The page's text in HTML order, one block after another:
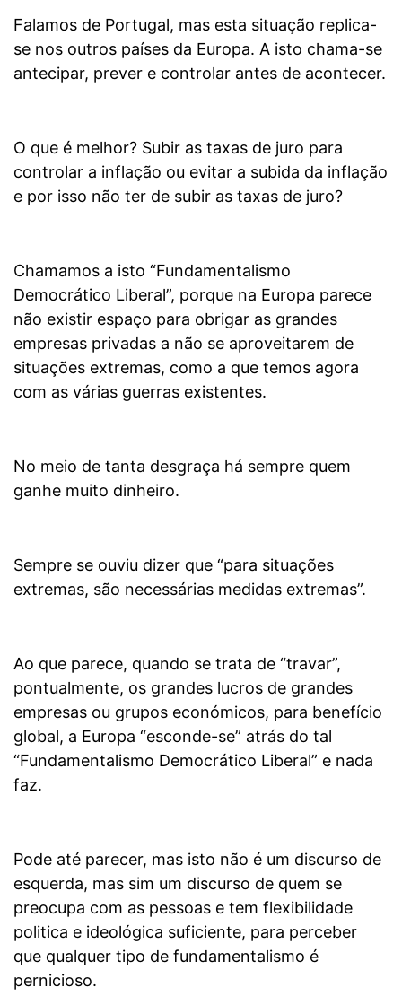
Falamos de Portugal, mas esta situação replica-
se nos outros países da Europa. A isto chama-se
antecipar, prever e controlar antes de acontecer.
O que é melhor? Subir as taxas de juro para
controlar a inflação ou evitar a subida da inflação
e por isso não ter de subir as taxas de juro?
Chamamos a isto “Fundamentalismo
Democrático Liberal”, porque na Europa parece
não existir espaço para obrigar as grandes
empresas privadas a não se aproveitarem de
situações extremas, como a que temos agora
com as várias guerras existentes.
No meio de tanta desgraça há sempre quem
ganhe muito dinheiro.
Sempre se ouviu dizer que “para situações
extremas, são necessárias medidas extremas”.
Ao que parece, quando se trata de “travar”,
pontualmente, os grandes lucros de grandes
empresas ou grupos económicos, para benefício
global, a Europa “esconde-se” atrás do tal
“Fundamentalismo Democrático Liberal” e nada
faz.
Pode até parecer, mas isto não é um discurso de
esquerda, mas sim um discurso de quem se
preocupa com as pessoas e tem flexibilidade
politica e ideológica suficiente, para perceber
que qualquer tipo de fundamentalismo é
pernicioso.